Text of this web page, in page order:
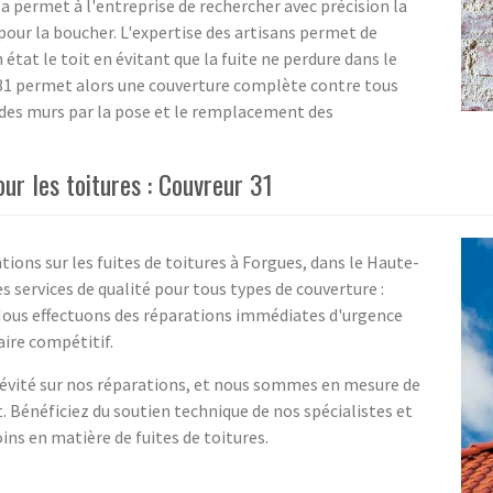
permet à l'entreprise de rechercher avec précision la
la boucher. L'expertise des artisans permet de
le toit en évitant que la fuite ne perdure dans le
permet alors une couverture complète contre tous
murs par la pose et le remplacement des
les toitures : Couvreur 31
sur les fuites de toitures à Forgues, dans le Haute-
de qualité pour tous types de couverture :
effectuons des réparations immédiates d'urgence
compétitif.
sur nos réparations, et nous sommes en mesure de
du soutien technique de nos spécialistes et
en matière de fuites de toitures.